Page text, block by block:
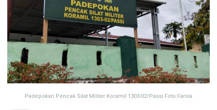
Padepokan Pencak Silat Militer Koramil 1303-02/Passi.Foto:Farisa